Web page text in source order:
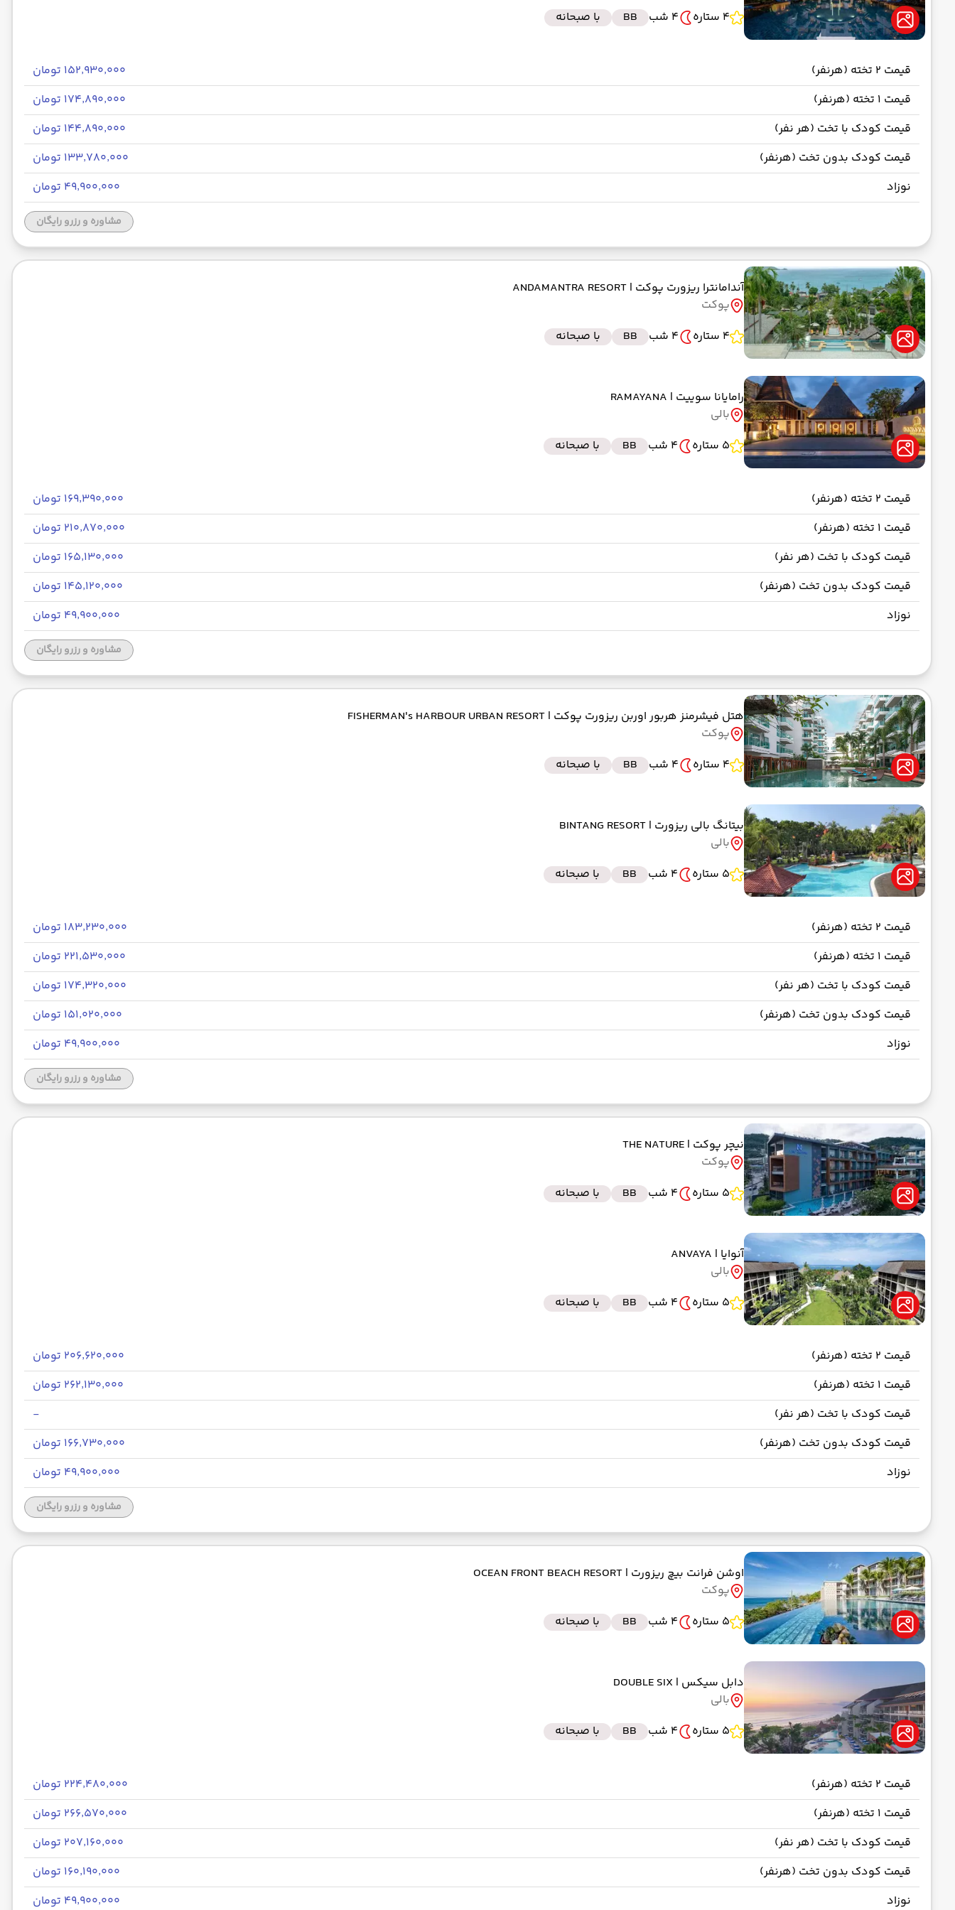
4 ستاره
4 شب BB با صبحانه
قیمت 2 تخته (هرنفر)
۱۵۲٬۹۳۰٬۰۰۰ تومان
قیمت 1 تخته (هرنفر)
۱۷۴٬۸۹۰٬۰۰۰ تومان
قیمت کودک با تخت (هر نفر)
۱۴۴٬۸۹۰٬۰۰۰ تومان
قیمت کودک بدون تخت (هرنفر)
۱۳۳٬۷۸۰٬۰۰۰ تومان
نوزاد
۴۹٬۹۰۰٬۰۰۰ تومان
مشاوره و رزرو رایگان
آندامانترا ریزورت پوکت | ANDAMANTRA RESORT
پوکت
4 ستاره
4 شب BB با صبحانه
رامایانا سوییت | RAMAYANA
بالی
5 ستاره
4 شب BB با صبحانه
قیمت 2 تخته (هرنفر)
۱۶۹٬۳۹۰٬۰۰۰ تومان
قیمت 1 تخته (هرنفر)
۲۱۰٬۸۷۰٬۰۰۰ تومان
قیمت کودک با تخت (هر نفر)
۱۶۵٬۱۳۰٬۰۰۰ تومان
قیمت کودک بدون تخت (هرنفر)
۱۴۵٬۱۲۰٬۰۰۰ تومان
نوزاد
۴۹٬۹۰۰٬۰۰۰ تومان
مشاوره و رزرو رایگان
هتل فیشرمنز هربور اوربن ریزورت پوکت | FISHERMAN's HARBOUR URBAN RESORT
پوکت
4 ستاره
4 شب BB با صبحانه
بیتانگ بالی ریزورت | BINTANG RESORT
بالی
5 ستاره
4 شب BB با صبحانه
قیمت 2 تخته (هرنفر)
۱۸۳٬۲۳۰٬۰۰۰ تومان
قیمت 1 تخته (هرنفر)
۲۲۱٬۵۳۰٬۰۰۰ تومان
قیمت کودک با تخت (هر نفر)
۱۷۴٬۳۲۰٬۰۰۰ تومان
قیمت کودک بدون تخت (هرنفر)
۱۵۱٬۰۲۰٬۰۰۰ تومان
نوزاد
۴۹٬۹۰۰٬۰۰۰ تومان
مشاوره و رزرو رایگان
نیچر پوکت | THE NATURE
پوکت
5 ستاره
4 شب BB با صبحانه
آنوایا | ANVAYA
بالی
5 ستاره
4 شب BB با صبحانه
قیمت 2 تخته (هرنفر)
۲۰۶٬۶۲۰٬۰۰۰ تومان
قیمت 1 تخته (هرنفر)
۲۶۲٬۱۳۰٬۰۰۰ تومان
قیمت کودک با تخت (هر نفر)
-
قیمت کودک بدون تخت (هرنفر)
۱۶۶٬۷۳۰٬۰۰۰ تومان
نوزاد
۴۹٬۹۰۰٬۰۰۰ تومان
مشاوره و رزرو رایگان
اوشن فرانت بیچ ریزورت | OCEAN FRONT BEACH RESORT
پوکت
5 ستاره
4 شب BB با صبحانه
دابل سیکس | DOUBLE SIX
بالی
5 ستاره
4 شب BB با صبحانه
قیمت 2 تخته (هرنفر)
۲۲۴٬۴۸۰٬۰۰۰ تومان
قیمت 1 تخته (هرنفر)
۲۶۶٬۵۷۰٬۰۰۰ تومان
قیمت کودک با تخت (هر نفر)
۲۰۷٬۱۶۰٬۰۰۰ تومان
قیمت کودک بدون تخت (هرنفر)
۱۶۰٬۱۹۰٬۰۰۰ تومان
نوزاد
۴۹٬۹۰۰٬۰۰۰ تومان